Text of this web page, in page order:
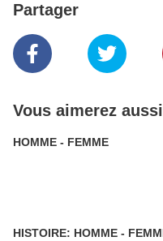
Partager
Vous aimerez aussi
HOMME - FEMME
HISTOIRE: HOMME - FEMME D 12-08-